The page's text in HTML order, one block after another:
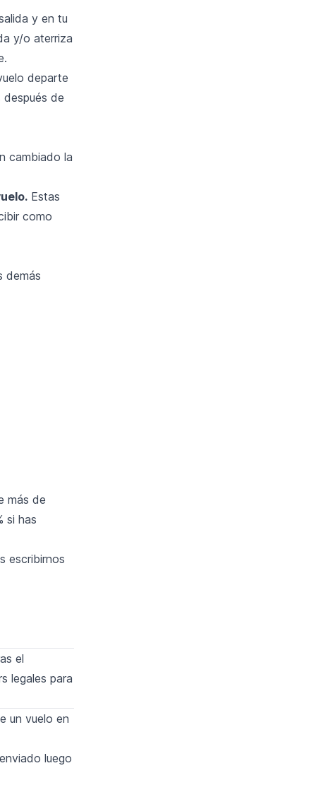
y en tu
y/o aterriza
departe
de
cambiado la
Estas
como
demás
más de
si has
escribirnos
el
legales para
un vuelo en
luego